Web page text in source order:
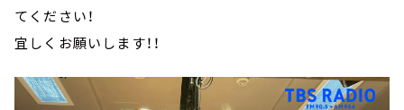
てください！
宜しくお願いします！！